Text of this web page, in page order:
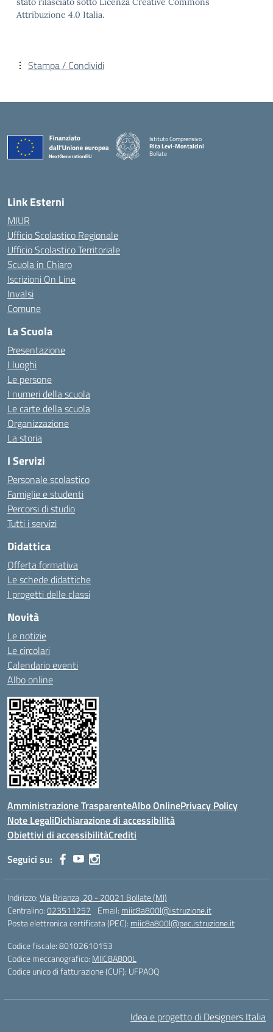
Attribuzione 4.0 Italia.
Stampa / Condividi
Istituto Comprensivo
Rita Levi-Montalcini
Bollate
Link Esterni
MIUR
Ufficio Scolastico Regionale
Ufficio Scolastico Territoriale
Scuola in Chiaro
Iscrizioni On Line
Invalsi
Comune
La Scuola
Presentazione
I luoghi
Le persone
I numeri della scuola
Le carte della scuola
Organizzazione
La storia
I Servizi
Personale scolastico
Famiglie e studenti
Percorsi di studio
Tutti i servizi
Didattica
Offerta formativa
Le schede didattiche
I progetti delle classi
Novità
Le notizie
Le circolari
Calendario eventi
Albo online
Amministrazione TrasparenteAlbo OnlinePrivacy Policy
Note LegaliDichiarazione di accessibilità
Obiettivi di accessibilitàCrediti
Seguici su:
Indirizzo:Via Brianza, 20 - 20021 Bollate (MI)
Centralino:023511257 Email: miic8a800l@istruzione.it
Posta elettronica certificata (PEC): miic8a800l@pec.istruzione.it
Codice fiscale: 80102610153
Codice meccanografico: MIIC8A800L
Codice unico di fatturazione (CUF): UFPAOQ
Idea e progetto di Designers Italia